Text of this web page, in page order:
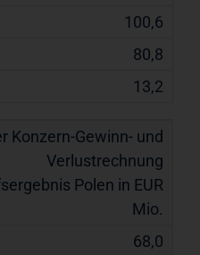
100,6
80,8
13,2
Polen in EUR
Mio.
68,0